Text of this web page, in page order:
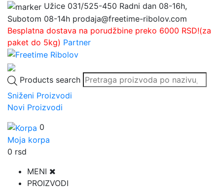
Užice 031/525-450 Radni dan 08-16h,
Subotom 08-14h prodaja@freetime-ribolov.com
Besplatna dostava na porudžbine preko 6000 RSD!(za
paket do 5kg) Partner
Products search
Sniženi Proizvodi
Novi Proizvodi
0
Moja korpa
0 rsd
MENI
PROIZVODI